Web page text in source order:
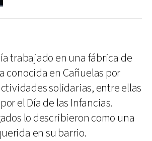
trabajado en una fábrica de
conocida en Cañuelas por
solidarias, entre ellas
el Día de las Infancias.
lo describieron como una
en su barrio.